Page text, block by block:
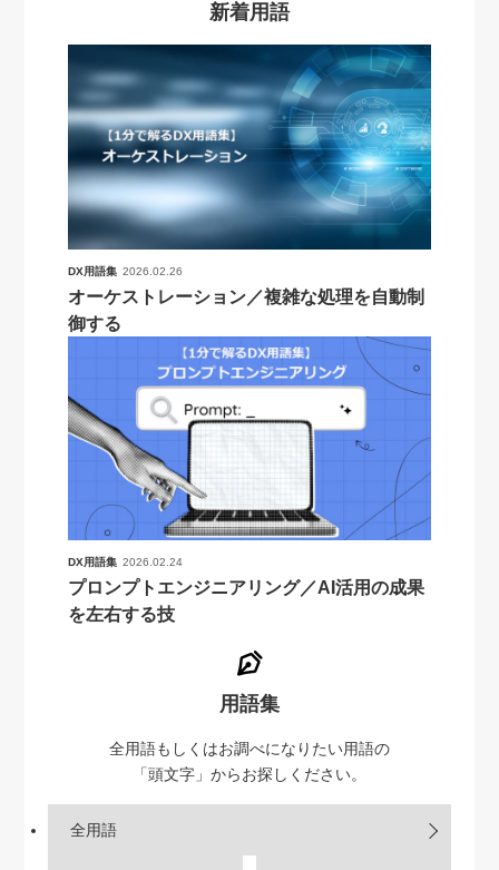
新着用語
DX用語集 2026.02.26
オーケストレーション／複雑な処理を自動制
御する
DX用語集 2026.02.24
プロンプトエンジニアリング／AI活用の成果
を左右する技
用語集
全用語もしくはお調べになりたい用語の
「頭文字」からお探しください。
全用語